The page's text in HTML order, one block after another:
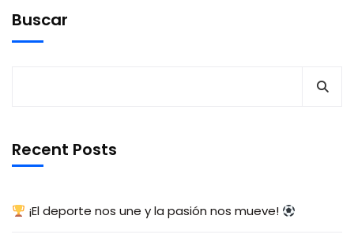
Buscar
Recent Posts
¡El deporte nos une y la pasión nos mueve!